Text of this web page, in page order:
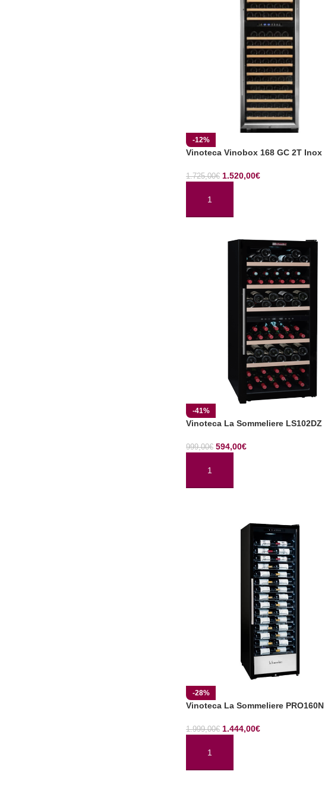
-12%
Vinoteca Vinobox 168 GC 2T Inox
1.725,00€ 1.520,00€
AÑADIR AL CARRITO
-41%
Vinoteca La Sommeliere LS102DZ
999,00€ 594,00€
AÑADIR AL CARRITO
-28%
Vinoteca La Sommeliere PRO160N
1.999,00€ 1.444,00€
AÑADIR AL CARRITO